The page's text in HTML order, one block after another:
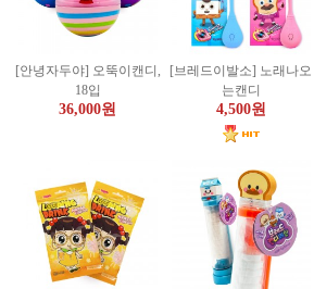
[안녕자두야] 오뚝이캔디,
18입
36,000원
[브레드이발소] 노래나오
는캔디
4,500원